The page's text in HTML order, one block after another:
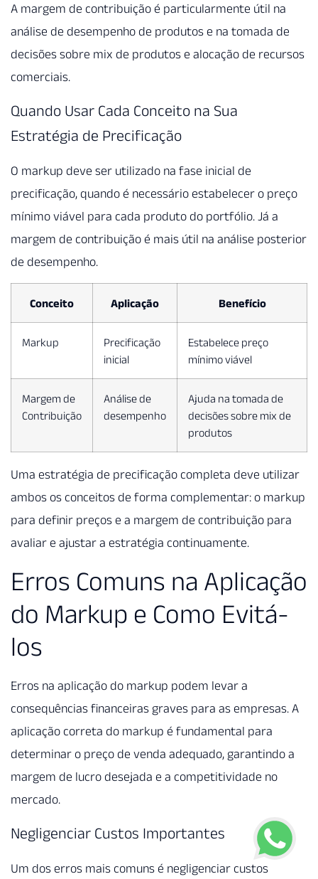
A margem de contribuição é particularmente útil na
análise de desempenho de produtos e na tomada de
decisões sobre mix de produtos e alocação de recursos
comerciais.
Quando Usar Cada Conceito na Sua
Estratégia de Precificação
O markup deve ser utilizado na fase inicial de
precificação, quando é necessário estabelecer o preço
mínimo viável para cada produto do portfólio. Já a
margem de contribuição é mais útil na análise posterior
de desempenho.
Conceito Aplicação Benefício
Markup
Precificação
inicial
Estabelece preço
mínimo viável
Margem de
Contribuição
Análise de
desempenho
Ajuda na tomada de
decisões sobre mix de
produtos
Uma estratégia de precificação completa deve utilizar
ambos os conceitos de forma complementar: o markup
para definir preços e a margem de contribuição para
avaliar e ajustar a estratégia continuamente.
Erros Comuns na Aplicação
do Markup e Como Evitá-
los
Erros na aplicação do markup podem levar a
consequências financeiras graves para as empresas. A
aplicação correta do markup é fundamental para
determinar o preço de venda adequado, garantindo a
margem de lucro desejada e a competitividade no
mercado.
Negligenciar Custos Importantes
Um dos erros mais comuns é negligenciar custos